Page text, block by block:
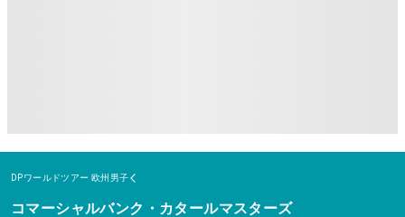
DPワールドツアー 欧州男子
コマーシャルバンク・カタールマスターズ